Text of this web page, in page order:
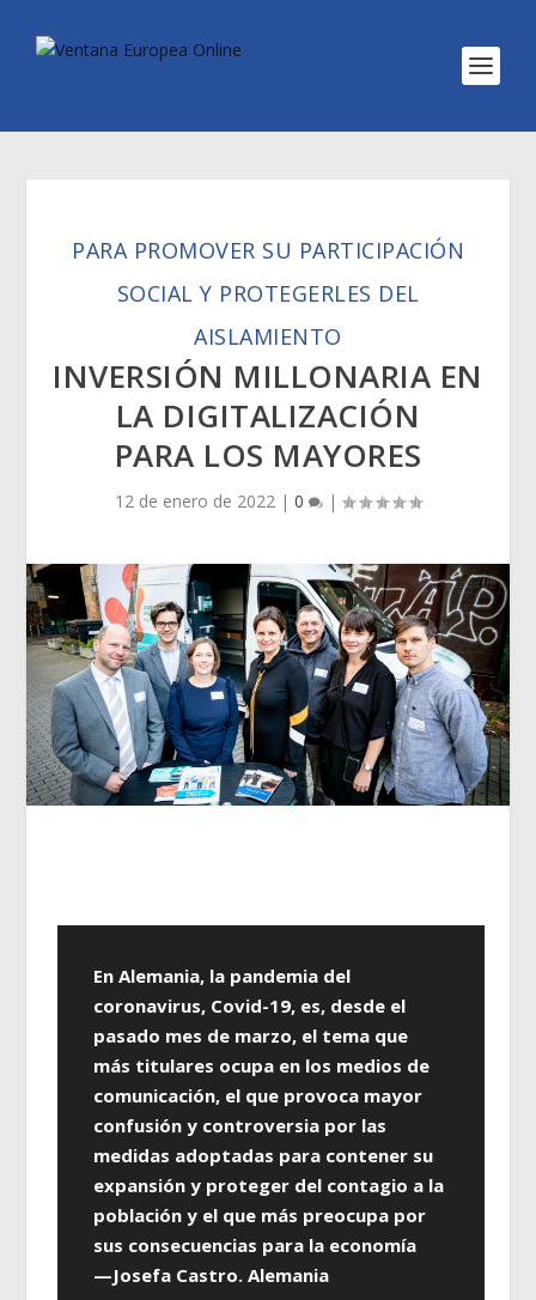
PARA PROMOVER SU PARTICIPACIÓN
SOCIAL Y PROTEGERLES DEL
AISLAMIENTO
INVERSIÓN MILLONARIA EN
LA DIGITALIZACIÓN
PARA LOS MAYORES
12 de enero de 2022 | 0 |
En Alemania, la pandemia del
coronavirus, Covid-19, es, desde el
pasado mes de marzo, el tema que
más titulares ocupa en los medios de
comunicación, el que provoca mayor
confusión y controversia por las
medidas adoptadas para contener su
expansión y proteger del contagio a la
población y el que más preocupa por
sus consecuencias para la economía
—Josefa Castro. Alemania